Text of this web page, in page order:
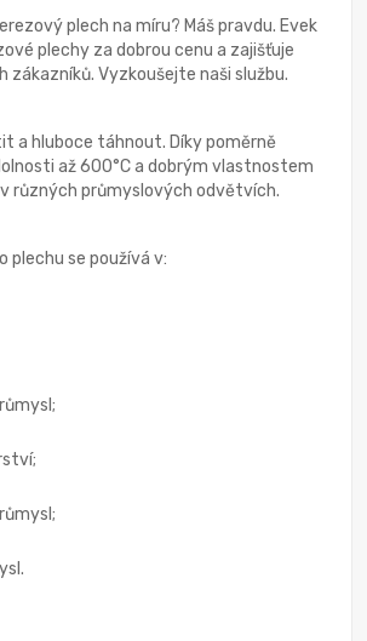
plech na míru? Máš pravdu. Evek
plechy za dobrou cenu a zajišťuje
zákazníků. Vyzkoušejte naši službu.
a hluboce táhnout. Díky poměrně
až 600°C a dobrým vlastnostem
různých průmyslových odvětvích.
plechu se používá v: